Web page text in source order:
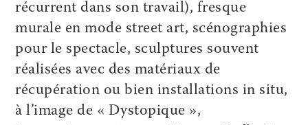
récurrent dans son travail), fresque
murale en mode street art, scénographies
pour le spectacle, sculptures souvent
réalisées avec des matériaux de
récupération ou bien installations in situ,
à l’image de « Dystopique »,